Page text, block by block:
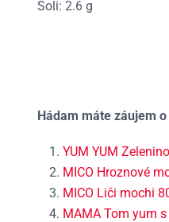
Soli: 2.6 g
Hádam máte záujem o
YUM YUM
MICO Hroznové
MICO Liči mochi
MAMA Tom yum